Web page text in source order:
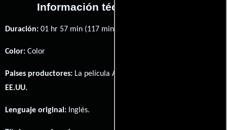
Información técnica y general
Duración: 01 hr 57 min (117 minutos) .
Color: Color
Paises productores: La película Ant-Man fué producida en
EE.UU.
Lenguaje original: Inglés.